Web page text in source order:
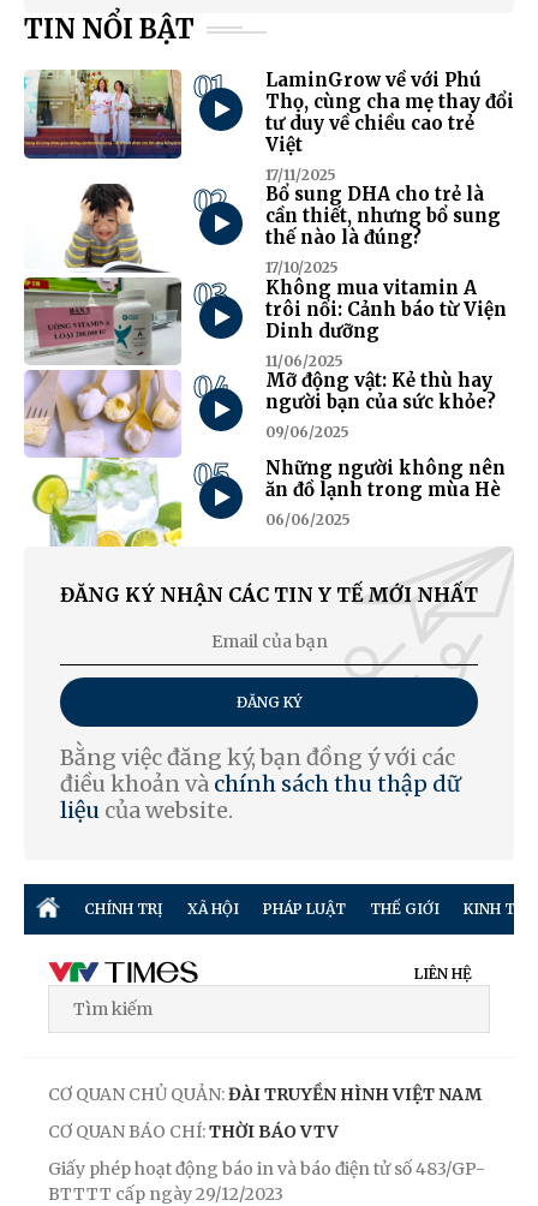
TIN NỔI BẬT
01
LaminGrow về với Phú
Thọ, cùng cha mẹ thay đổi
tư duy về chiều cao trẻ
Việt
17/11/2025
02
Bổ sung DHA cho trẻ là
cần thiết, nhưng bổ sung
thế nào là đúng?
17/10/2025
03
Không mua vitamin A
trôi nổi: Cảnh báo từ Viện
Dinh dưỡng
11/06/2025
04
Mỡ động vật: Kẻ thù hay
người bạn của sức khỏe?
09/06/2025
05
Những người không nên
ăn đồ lạnh trong mùa Hè
06/06/2025
ĐĂNG KÝ NHẬN CÁC TIN Y TẾ MỚI NHẤT
ĐĂNG KÝ
Bằng việc đăng ký, bạn đồng ý với các
điều khoản và chính sách thu thập dữ
liệu của website.
CHÍNH TRỊ XÃ HỘI PHÁP LUẬT THẾ GIỚI KINH TẾ
LIÊN HỆ
CƠ QUAN CHỦ QUẢN:ĐÀI TRUYỀN HÌNH VIỆT NAM
CƠ QUAN BÁO CHÍ:THỜI BÁO VTV
Giấy phép hoạt động báo in và báo điện tử số 483/GP-
BTTTT cấp ngày 29/12/2023